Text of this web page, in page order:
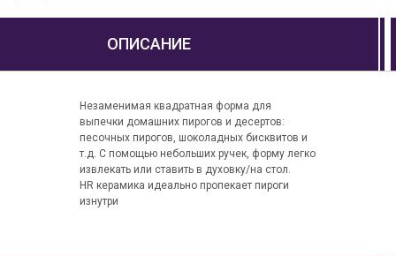
ОПИСАНИЕ
Незаменимая квадратная форма для
выпечки домашних пирогов и десертов:
песочных пирогов, шоколадных бисквитов и
т.д. С помощью небольших ручек, форму легко
извлекать или ставить в духовку/на стол.
HR керамика идеально пропекает пироги
изнутри